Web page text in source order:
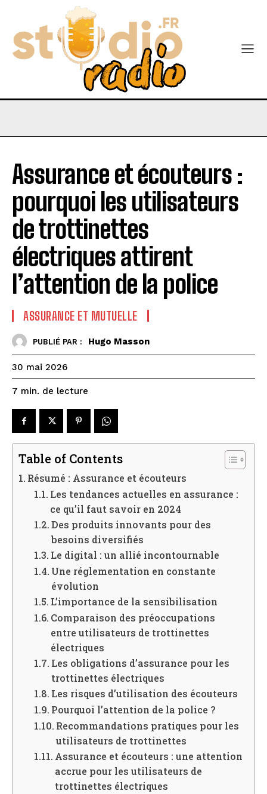
Assurance et écouteurs :
pourquoi les utilisateurs
de trottinettes
électriques attirent
l’attention de la police
ASSURANCE ET MUTUELLE
PUBLIÉ PAR : Hugo Masson
30 mai 2026
7 min. de lecture
Table of Contents
Résumé : Assurance et écouteurs
Les tendances actuelles en assurance :
ce qu’il faut savoir en 2024
Des produits innovants pour des
besoins diversifiés
Le digital : un allié incontournable
Une réglementation en constante
évolution
L’importance de la sensibilisation
Comparaison des préoccupations
entre utilisateurs de trottinettes
électriques
Les obligations d’assurance pour les
trottinettes électriques
Les risques d’utilisation des écouteurs
Pourquoi l’attention de la police ?
Recommandations pratiques pour les
utilisateurs de trottinettes
Assurance et écouteurs : une attention
accrue pour les utilisateurs de
trottinettes électriques